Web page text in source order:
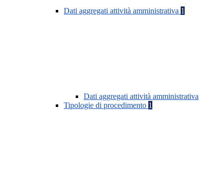
Dati aggregati attività amministrativa 1
Dati aggregati attività amministrativa
Tipologie di procedimento 1